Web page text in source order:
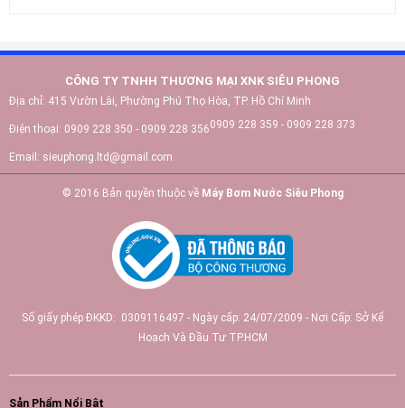
CÔNG TY TNHH THƯƠNG MẠI XNK SIÊU PHONG
Địa chỉ: 415 Vườn Lài, Phường Phú Thọ Hòa, TP. Hồ Chí Minh
Điện thoại: 0909 228 350 - 0909 228 3560909 228 359 - 0909 228 373
Email: sieuphong.ltd@gmail.com
© 2016 Bản quyền thuộc về Máy Bơm Nước Siêu Phong
Số giấy phép ĐKKD: 0309116497 - Ngày cấp: 24/07/2009 - Nơi Cấp: Sở Kế
Hoạch Và Đầu Tư TP.HCM
Sản Phẩm Nổi Bật